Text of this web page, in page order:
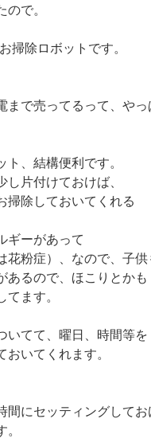
で。
掃除ロボットです。
まで売ってるって、やっ
、結構便利です。
片付けておけば、
掃除しておいてくれる
ギーがあって
花粉症）、なので、子供
あるので、ほこりとかも
ます。
いてて、曜日、時間等を
いてくれます。
間にセッティングしてお